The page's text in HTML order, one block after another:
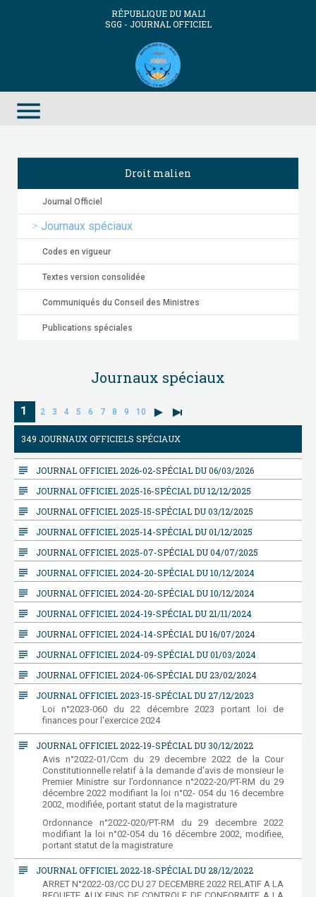
RÉPUBLIQUE DU MALI
SGG - JOURNAL OFFICIEL
menu
Droit malien
Journal Officiel
Journaux spéciaux
Codes en vigueur
Textes version consolidée
Communiqués du Conseil des Ministres
Publications spéciales
Journaux spéciaux
1 2 3 4 5 6 7 8 9 10
349 JOURNAUX OFFICIELS SPÉCIAUX
subject JOURNAL OFFICIEL 2026-02-SPÉCIAL DU 06/03/2026
subject JOURNAL OFFICIEL 2025-16-SPÉCIAL DU 12/12/2025
subject JOURNAL OFFICIEL 2025-15-SPÉCIAL DU 03/12/2025
subject JOURNAL OFFICIEL 2025-14-SPÉCIAL DU 01/12/2025
subject JOURNAL OFFICIEL 2025-07-SPÉCIAL DU 04/07/2025
subject JOURNAL OFFICIEL 2024-20-SPÉCIAL DU 10/12/2024
subject JOURNAL OFFICIEL 2024-20-SPÉCIAL DU 10/12/2024
subject JOURNAL OFFICIEL 2024-19-SPÉCIAL DU 21/11/2024
subject JOURNAL OFFICIEL 2024-14-SPÉCIAL DU 16/07/2024
subject JOURNAL OFFICIEL 2024-09-SPÉCIAL DU 01/03/2024
subject JOURNAL OFFICIEL 2024-06-SPÉCIAL DU 23/02/2024
subject JOURNAL OFFICIEL 2023-15-SPÉCIAL DU 27/12/2023
Loi n°2023-060 du 22 décembre 2023 portant loi de
finances pour l'exercice 2024
subject JOURNAL OFFICIEL 2022-19-SPÉCIAL DU 30/12/2022
Avis n°2022-01/Ccm du 29 decembre 2022 de la Cour
Constitutionnelle relatif à la demande d’avis de monsieur le
Premier Ministre sur l’ordonnance n°2022-20/PT-RM du 29
décembre 2022 modifiant la loi n°02- 054 du 16 decembre
2002, modifiée, portant statut de la magistrature
Ordonnance n°2022-020/PT-RM du 29 decembre 2022
modifiant la loi n°02-054 du 16 décembre 2002, modifiee,
portant statut de la magistrature
subject JOURNAL OFFICIEL 2022-18-SPÉCIAL DU 28/12/2022
ARRET N°2022-03/CC DU 27 DECEMBRE 2022 RELATIF A LA